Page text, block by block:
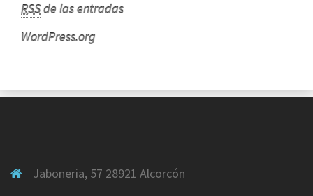
RSSde las entradas
WordPress.org
Jaboneria, 57 28921 Alcorcón